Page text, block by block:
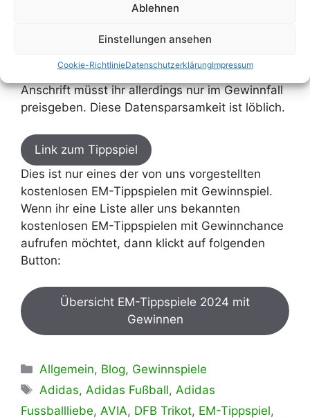
Ablehnen
Einstellungen ansehen
Cookie-RichtlinieDatenschutzerklärungImpressum
Anbieter EMkick.eu. Dort benötigt ihr einen
Angabe eures Namens ist notwendig, eure
Anschrift müsst ihr allerdings nur im Gewinnfall
preisgeben. Diese Datensparsamkeit ist löblich.
Link zum Tippspiel
Dies ist nur eines der von uns vorgestellten
kostenlosen EM-Tippspielen mit Gewinnspiel.
Wenn ihr eine Liste aller uns bekannten
kostenlosen EM-Tippspielen mit Gewinnchance
aufrufen möchtet, dann klickt auf folgenden
Button:
Übersicht EM-Tippspiele 2024 mit
Gewinnen
Kategorien
Allgemein, Blog, Gewinnspiele
Schlagwörter
Adidas,Adidas Fußball,Adidas
Fussballliebe, AVIA, DFB Trikot, EM-Tippspiel,